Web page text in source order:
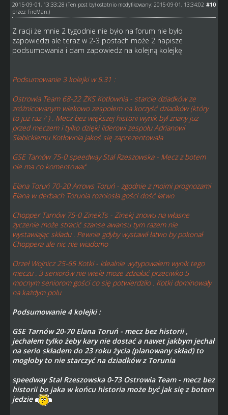
#10
2015-09-01, 13:33:28 (Ten post był ostatnio modyfikowany: 2015-09-01, 13:34:02
przez FireMan.)
Z racji że mnie 2 tygodnie nie było na forum nie było
zapowiedzi ale teraz w 2-3 postach może 2 napisze
podsumowania i dam zapowiedz na kolejną kolejkę
Podsumowanie 3 kolejki w 5.31 :
Ostrowia Team 68-22 ŻKS Kotłownia - starcie dziadków ze
zróżnicowanym wiekowo zespołem na korzyść dziadków (który
to już raz ? ) . Mecz bez większej historii wynik był znany już
przed meczem i tylko dzięki liderowi zespołu Adrianowi
Słabickiemu Kotłownia jakoś się zaprezentowała
GSE Tarnów 75-0 speedway Stal Rzeszowska - Mecz z botem
nie ma co komentować
Elana Toruń 70-20 Arrows Toruń - zgodnie z moimi prognozami
Elana w derbach Torunia rozniosła gości dość łatwo
Chopper Tarnów 75-0 ZinekTs - Zinekj znowu na własne
życzenie może stracić szanse awansu tym razem nie
wystawiając składu . Pewnie gdyby wystawił łatwo by pokonał
Choppera ale nic nie wiadomo
Orzeł Wojnicz 25-65 Kotki - idealnie wytypowałem wynik tego
meczu . 3 seniorów nie wiele może zdziałać przeciwko 5
mocnym seniorom gości co się potwierdziło . Kotki dominowały
na każdym polu
Podsumowanie 4 kolejki :
GSE Tarnów 20-70 Elana Toruń - mecz bez historii ,
jechałem tylko żeby kary nie dostać a nawet jakbym jechał
na serio składem do 23 roku życia (planowany skład) to
mogłoby to nie starczyć na dziadków z Torunia
speedway Stal Rzeszowska 0-73 Ostrowia Team - mecz bez
historii bo jaka w końcu historia może być jak się z botem
jedzie